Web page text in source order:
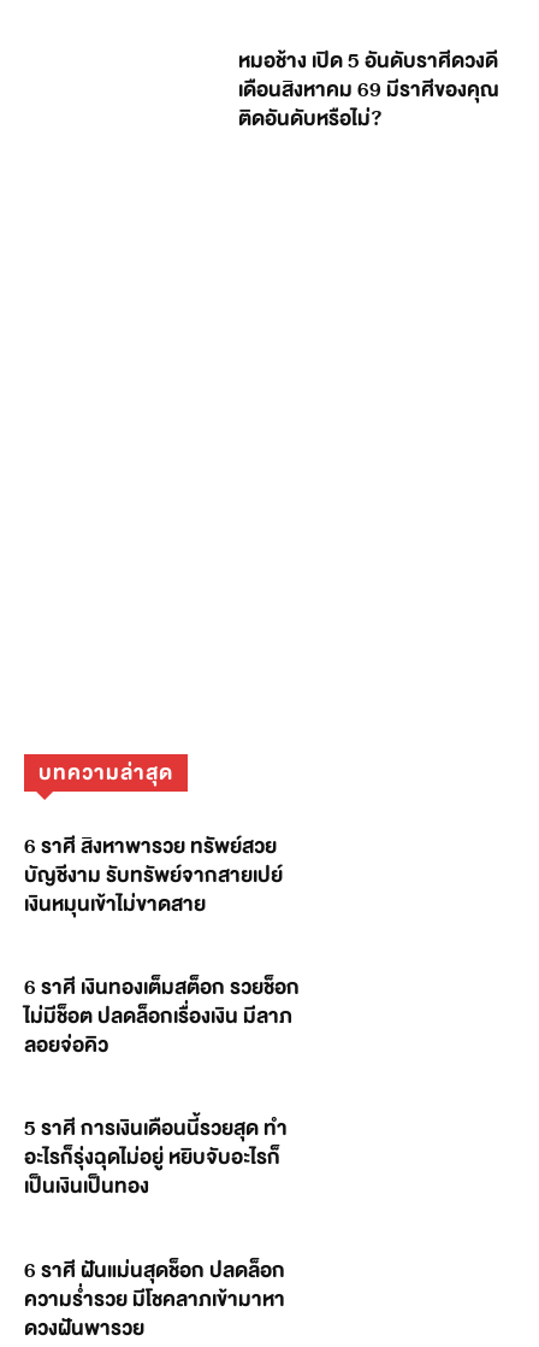
หมอช้าง เปิด 5 อันดับราศีดวงดี
เดือนสิงหาคม 69 มีราศีของคุณ
ติดอันดับหรือไม่?
บทความล่าสุด
6 ราศี สิงหาพารวย ทรัพย์สวย
บัญชีงาม รับทรัพย์จากสายเปย์
เงินหมุนเข้าไม่ขาดสาย
6 ราศี เงินทองเต็มสต็อก รวยช็อก
ไม่มีช็อต ปลดล็อกเรื่องเงิน มีลาภ
ลอยจ่อคิว
5 ราศี การเงินเดือนนี้รวยสุด ทำ
อะไรก็รุ่งฉุดไม่อยู่ หยิบจับอะไรก็
เป็นเงินเป็นทอง
6 ราศี ฝันแม่นสุดช็อก ปลดล็อก
ความร่ำรวย มีโชคลาภเข้ามาหา
ดวงฝันพารวย